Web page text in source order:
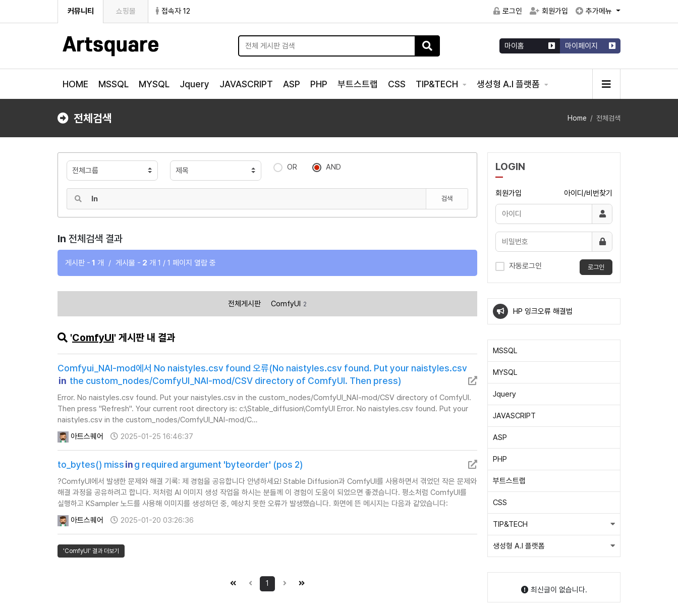
커뮤니티 쇼핑몰 접속자 12 로그인 회원가입 추가메뉴
마이홈 마이페이지
HOME MSSQL MYSQL Jquery JAVASCRIPT ASP PHP 부트스트랩 CSS TIP&TECH 생성형 A.I 플랫폼
전체검색 Home 전체검색
OR AND
검색
In 전체검색 결과
게시판 - 1 개 / 게시물 - 2 개 1 / 1 페이지 열람 중
전체게시판 ComfyUI 2
'ComfyUI' 게시판 내 결과
Comfyui_NAI-mod에서 No naistyles.csv found 오류(No naistyles.csv found. Put your naistyles.csv
in the custom_nodes/ComfyUI_NAI-mod/CSV directory of ComfyUI. Then press)
Error. No naistyles.csv found. Put your naistyles.csv in the custom_nodes/ComfyUI_NAI-mod/CSV directory of ComfyUI.
Then press "Refresh". Your current root directory is: c:\Stable_diffusion\ComfyUI Error. No naistyles.csv found. Put your
naistyles.csv in the custom_nodes/ComfyUI_NAI-mod/C…
아트스퀘어
2025-01-25 16:46:37
to_bytes() missing required argument 'byteorder' (pos 2)
?ComfyUI에서 발생한 문제와 해결 기록: 제 경험을 공유합니다 안녕하세요! Stable Diffusion과 ComfyUI를 사용하면서 겪었던 작은 문제와
해결 과정을 공유하려고 합니다. 저처럼 AI 이미지 생성 작업을 하시는 분들께 이 경험이 도움이 되었으면 좋겠습니다. 평소처럼 ComfyUI를
실행하고 KSampler 노드를 사용해 이미지를 생성하던 중, 예상치 못한 오류가 발생했습니다. 화면에 뜬 메시지는 다음과 같았습니다:
TypeError: to_bytes() missing required argument 'byteor…
아트스퀘어 2025-01-20 03:26:36
'ComfyUI' 결과 더보기
1
LOGIN
회원가입 아이디/비번찾기
자동로그인 로그인
windows10 우클릭 메뉴에 특정
프로그램 확장자 바로열기
HP 잉크오류 해결법
프로그램 확장자 바로열기
HP 잉크오류 해결법
MSSQL
MYSQL
Jquery
JAVASCRIPT
ASP
PHP
부트스트랩
CSS
TIP&TECH
생성형 A.I 플랫폼
최신글이 없습니다.